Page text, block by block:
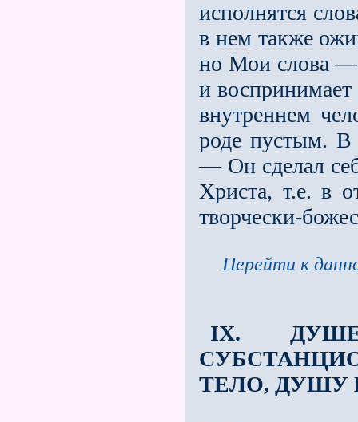
исполнятся
в нем также
но Мои слова —
и
внутреннем
роде пустым. В
— Он сделал
Христа, т.е. в
творчески-
Перейти к
IX.
ТЕЛО, ДУШУ